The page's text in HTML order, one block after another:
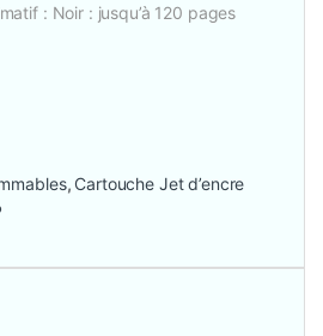
: Noir : jusqu’à 120 pages
, Cartouche Jet d’encre